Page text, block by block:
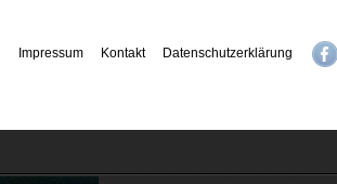
Impressum Kontakt Datenschutzerklärung